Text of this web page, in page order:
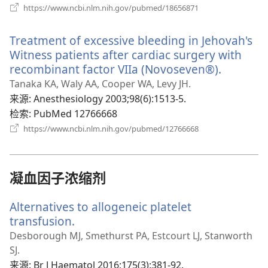
https://www.ncbi.nlm.nih.gov/pubmed/18656871
窗
口）
Treatment of excessive bleeding in Jehovah's
Witness patients after cardiac surgery with
recombinant factor VIIa (Novoseven®).
Tanaka KA, Waly AA, Cooper WA, Levy JH.
来源‎: Anesthesiology 2003;98(6):1513-5.
检索‎: PubMed 12766668
https://www.ncbi.nlm.nih.gov/pubmed/12766668
凝血因子浓缩剂
Alternatives to allogeneic platelet
transfusion.
开
窗
Desborough MJ, Smethurst PA, Estcourt LJ, Stanworth
SJ.
来源‎: Br J Haematol 2016;175(3):381-92.